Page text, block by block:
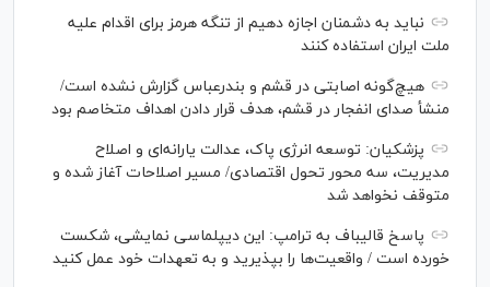
نباید به دشمنان اجازه دهیم از تنگه هرمز برای اقدام علیه
ملت ایران استفاده کنند
هیچ‌گونه اصابتی در قشم و بندرعباس گزارش نشده است/
منشأ صدای انفجار در قشم، هدف قرار دادن اهداف متخاصم بود
پزشکیان: توسعه انرژی پاک، عدالت یارانه‌ای و اصلاح
مدیریت، سه محور تحول اقتصادی/ مسیر اصلاحات آغاز شده و
متوقف نخواهد شد
پاسخ قالیباف به ترامپ: این دیپلماسی نمایشی، شکست
خورده است / واقعیت‌ها را بپذیرید و به تعهدات خود عمل کنید